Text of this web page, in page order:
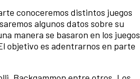
conoceremos distintos juegos
algunos datos sobre su
manera se basaron en los juegos
objetivo es adentrarnos en parte